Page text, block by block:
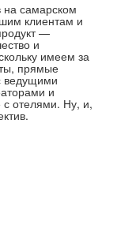
на самарском
клиентам и
—
и
имеем за
прямые
ведущими
и
с отелями. Ну, и,